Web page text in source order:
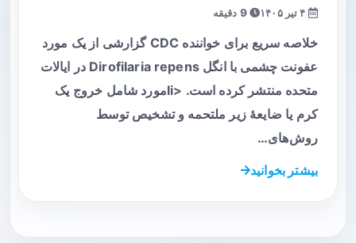
9 دقیقه
خلاصه سریع برای خواننده CDC گزارشی از یک مورد
عفونت چشمی با انگل Dirofilaria repens در ایالات
متحده منتشر کرده است. <liمورد شامل خروج یک
کرم یا ضایعهٔ زیر ملتحمه و تشخیص توسط
روش‌های…
بیشتر بخوانید